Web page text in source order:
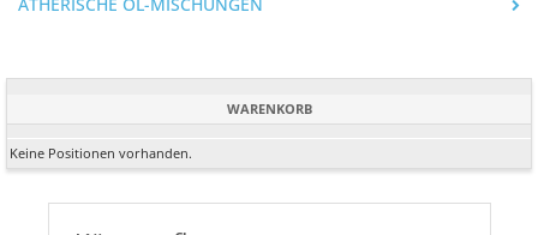
WARENKORB
Keine Positionen vorhanden.